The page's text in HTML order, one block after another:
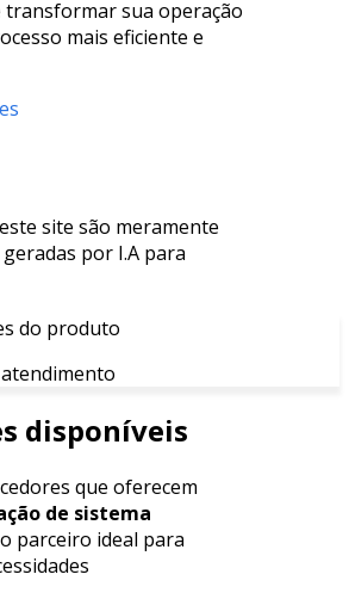
transformar sua operação
mais eficiente e
site são meramente
por I.A para
do produto
disponíveis
que oferecem
de sistema
parceiro ideal para